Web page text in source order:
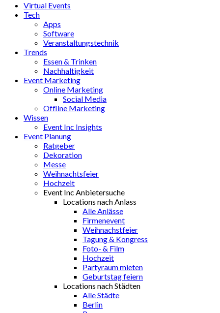
Virtual Events
Tech
Apps
Software
Veranstaltungstechnik
Trends
Essen & Trinken
Nachhaltigkeit
Event Marketing
Online Marketing
Social Media
Offline Marketing
Wissen
Event Inc Insights
Event Planung
Ratgeber
Dekoration
Messe
Weihnachtsfeier
Hochzeit
Event Inc Anbietersuche
Locations nach Anlass
Alle Anlässe
Firmenevent
Weihnachstfeier
Tagung & Kongress
Foto- & Film
Hochzeit
Partyraum mieten
Geburtstag feiern
Locations nach Städten
Alle Städte
Berlin